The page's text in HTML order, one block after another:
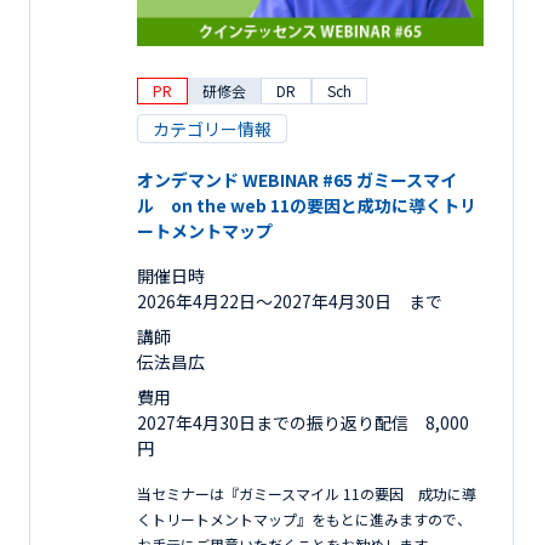
PR 研修会 DR Sch
カテゴリー情報
オンデマンド WEBINAR #65 ガミースマイ
ル on the web 11の要因と成功に導くトリ
ートメントマップ
開催日時
2026年4月22日〜2027年4月30日 まで
講師
伝法昌広
費用
2027年4月30日までの振り返り配信 8,000
円
当セミナーは『ガミースマイル 11の要因 成功に導
くトリートメントマップ』をもとに進みますので、